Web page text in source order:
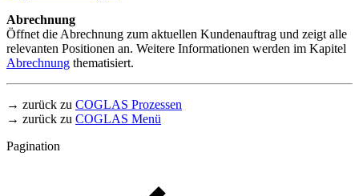
Abrechnung
Öffnet die Abrechnung zum aktuellen Kundenauftrag und zeigt alle
relevanten Positionen an. Weitere Informationen werden im Kapitel
Abrechnung thematisiert.
→ zurück zu COGLAS Prozessen
→ zurück zu COGLAS Menü
Pagination